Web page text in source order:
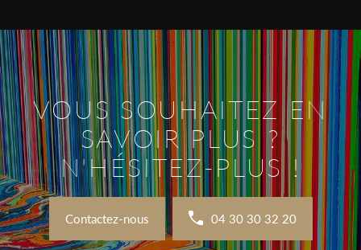
VOUS SOUHAITEZ EN
SAVOIR PLUS ?
N'HÉSITEZ-PLUS !
Contactez-nous 04 30 30 32 20